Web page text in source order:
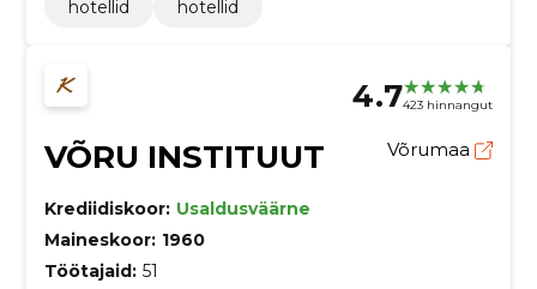
hotellid
hotellid
4.7423 hinnangut
VÕRU INSTITUUT Võrumaa
Krediidiskoor: Usaldusväärne
Maineskoor: 1960
Töötajaid: 51